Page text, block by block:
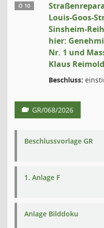
Ö 10
Louis-Goos-
Sinsheim-
hier:
Nr. 1 und
Klaus
Beschluss:
GR/068/2026
Beschlussvorlage GR
1. Anlage F
Anlage Bilddoku